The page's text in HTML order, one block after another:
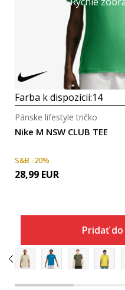
Farba k dispozícii:14
Nike M NSW CLUB TEE
Pánske lifestyle tričko
S&B -20%
28,99 EUR
Pridať